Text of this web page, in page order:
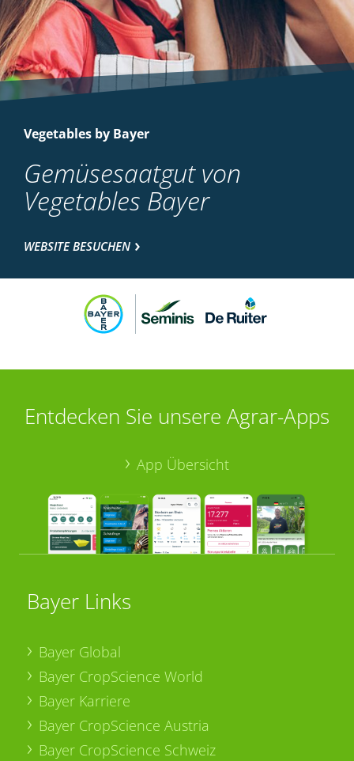
Vegetables by Bayer
Gemüsesaatgut von
Vegetables Bayer
WEBSITE BESUCHEN
Entdecken Sie unsere Agrar-Apps
App Übersicht
Bayer Links
Bayer Global
Bayer CropScience World
Bayer Karriere
Bayer CropScience Austria
Bayer CropScience Schweiz